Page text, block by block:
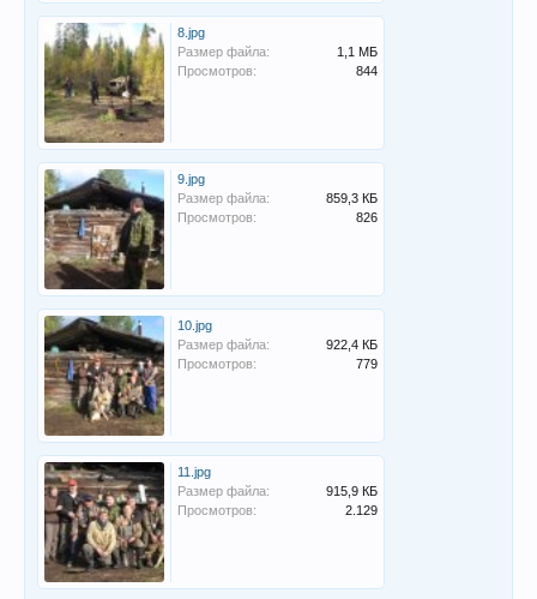
8.jpg
Размер файла:
1,1 МБ
Просмотров:
844
9.jpg
Размер файла:
859,3 КБ
Просмотров:
826
10.jpg
Размер файла:
922,4 КБ
Просмотров:
779
11.jpg
Размер файла:
915,9 КБ
Просмотров:
2.129